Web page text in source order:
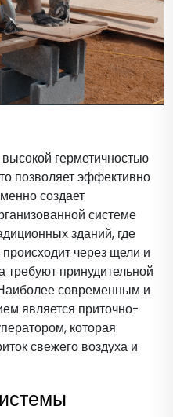
герметичностью
позволяет эффективно
создает
системе
зданий, где
через щели и
требуют принудительной
современным и
является приточно-
которая
свежего воздуха и